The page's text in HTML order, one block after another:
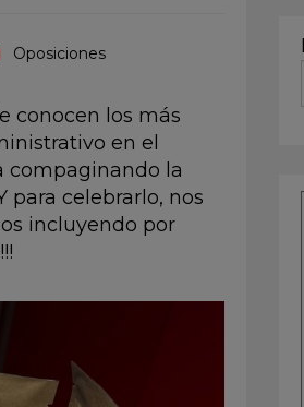
Oposiciones
conocen los más
en el
compaginando la
para celebrarlo, nos
incluyendo por